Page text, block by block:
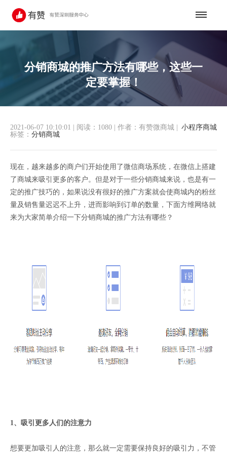
分销商城的推广方法有哪些，这些一
定要掌握！
小程序商城
2021-06-07 10:10:01 阅读：1080 作者：有赞微商城
标签： 分销商城
现在，越来越多的商户们开始使用了微信商场系统，在微信上搭建
了商城来吸引更多的客户。但是对于一些分销商城来说，也是有一
定的推广技巧的，如果说没有很好的推广方案就会使商城内的粉丝
量及销售量迟迟不上升，进而影响到订单的数量，下面方维网络就
来为大家简单介绍一下分销商城的推广方法有哪些？
1、吸引更多人们的注意力
想要更加吸引人的注意，那么就一定需要保持良好的吸引力，不管